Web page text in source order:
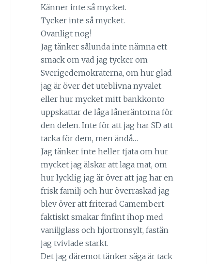
Känner inte så mycket.
Tycker inte så mycket.
Ovanligt nog!
Jag tänker sålunda inte nämna ett
smack om vad jag tycker om
Sverigedemokraterna, om hur glad
jag är över det uteblivna nyvalet
eller hur mycket mitt bankkonto
uppskattar de låga låneräntorna för
den delen. Inte för att jag har SD att
tacka för dem, men ändå…
Jag tänker inte heller tjata om hur
mycket jag älskar att laga mat, om
hur lycklig jag är över att jag har en
frisk familj och hur överraskad jag
blev över att friterad Camembert
faktiskt smakar finfint ihop med
vaniljglass och hjortronsylt, fastän
jag tvivlade starkt.
Det jag däremot tänker säga är tack